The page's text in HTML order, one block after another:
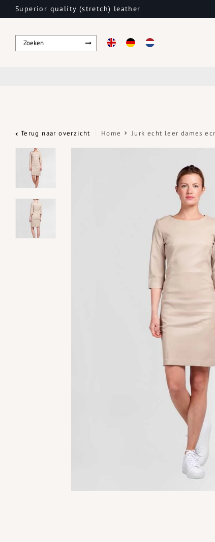
Superior quality (stretch) leather
Terug naar overzicht Home Jurk echt leer dames